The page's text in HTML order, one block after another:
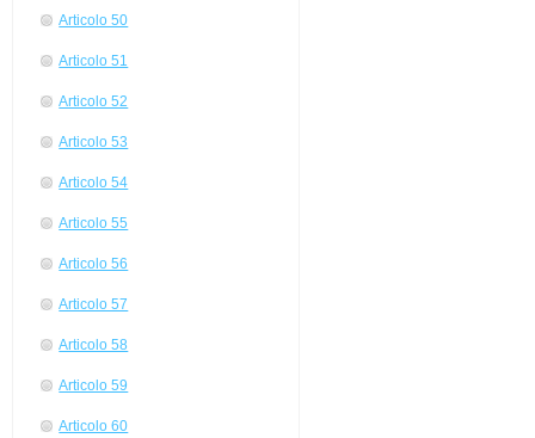
Articolo 50
Articolo 51
Articolo 52
Articolo 53
Articolo 54
Articolo 55
Articolo 56
Articolo 57
Articolo 58
Articolo 59
Articolo 60